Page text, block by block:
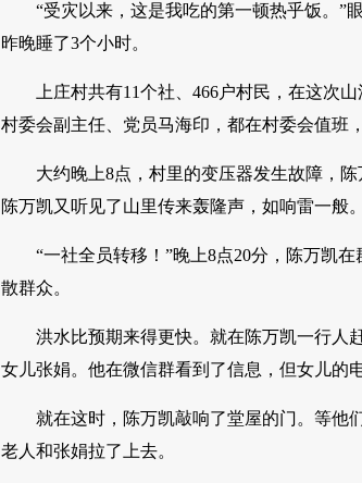
“受灾以来，这是我吃的第一顿热乎饭。”
昨晚睡了3个小时。
上庄村共有11个社、466户村民，在这次
村委会副主任、党员马海印，都在村委会值班
大约晚上8点，村里的变压器发生故障，
陈万凯又听见了山里传来轰隆声，如响雷一般
“一社全员转移！”晚上8点20分，陈万凯
散群众。
洪水比预期来得更快。就在陈万凯一行人
女儿张娟。他在微信群看到了信息，但女儿的
就在这时，陈万凯敲响了堂屋的门。等他
老人和张娟拉了上去。